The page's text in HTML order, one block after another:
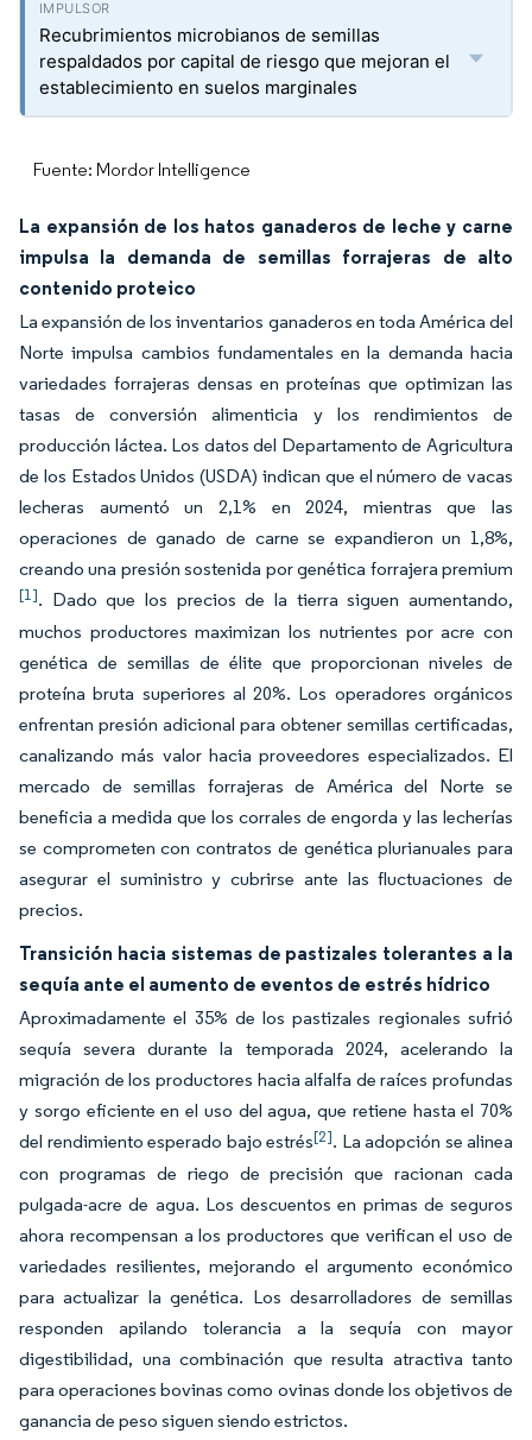
Recubrimientos microbianos de semillas
respaldados por capital de riesgo que mejoran el
establecimiento en suelos marginales
Fuente: Mordor Intelligence
La expansión de los hatos ganaderos de leche y carne
impulsa la demanda de semillas forrajeras de alto
contenido proteico
La expansión de los inventarios ganaderos en toda América del
Norte impulsa cambios fundamentales en la demanda hacia
variedades forrajeras densas en proteínas que optimizan las
tasas de conversión alimenticia y los rendimientos de
producción láctea. Los datos del Departamento de Agricultura
de los Estados Unidos (USDA) indican que el número de vacas
lecheras aumentó un 2,1% en 2024, mientras que las
operaciones de ganado de carne se expandieron un 1,8%,
creando una presión sostenida por genética forrajera premium
[1]. Dado que los precios de la tierra siguen aumentando,
muchos productores maximizan los nutrientes por acre con
genética de semillas de élite que proporcionan niveles de
proteína bruta superiores al 20%. Los operadores orgánicos
enfrentan presión adicional para obtener semillas certificadas,
canalizando más valor hacia proveedores especializados. El
mercado de semillas forrajeras de América del Norte se
beneficia a medida que los corrales de engorda y las lecherías
se comprometen con contratos de genética plurianuales para
asegurar el suministro y cubrirse ante las fluctuaciones de
precios.
Transición hacia sistemas de pastizales tolerantes a la
sequía ante el aumento de eventos de estrés hídrico
Aproximadamente el 35% de los pastizales regionales sufrió
sequía severa durante la temporada 2024, acelerando la
migración de los productores hacia alfalfa de raíces profundas
y sorgo eficiente en el uso del agua, que retiene hasta el 70%
del rendimiento esperado bajo estrés[2]. La adopción se alinea
con programas de riego de precisión que racionan cada
pulgada-acre de agua. Los descuentos en primas de seguros
ahora recompensan a los productores que verifican el uso de
variedades resilientes, mejorando el argumento económico
para actualizar la genética. Los desarrolladores de semillas
responden apilando tolerancia a la sequía con mayor
digestibilidad, una combinación que resulta atractiva tanto
para operaciones bovinas como ovinas donde los objetivos de
ganancia de peso siguen siendo estrictos.